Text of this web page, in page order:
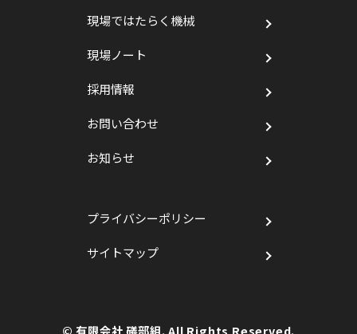
現場ではたらく機械
現場ノート
採用情報
お問い合わせ
お知らせ
プライバシーポリシー
サイトマップ